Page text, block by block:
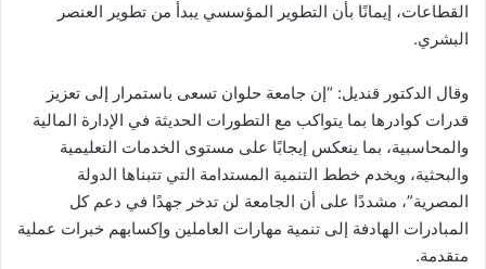
القطاعات، إيمانًا بأن التطوير المؤسسي يبدأ من تطوير العنصر
البشري.
وقال الدكتور قنديل: “إن جامعة حلوان تسعى باستمرار إلى تعزيز
قدرات كوادرها بما يتواكب مع التطورات الحديثة في الإدارة المالية
والمحاسبية، بما ينعكس إيجابًا على مستوى الخدمات التعليمية
والبحثية، ويخدم خطط التنمية المستدامة التي تتبناها الدولة
المصرية”، مشددًا على أن الجامعة لن تدخر جهدًا في دعم كل
المبادرات الهادفة إلى تنمية مهارات العاملين وإكسابهم خبرات عملية
متقدمة.